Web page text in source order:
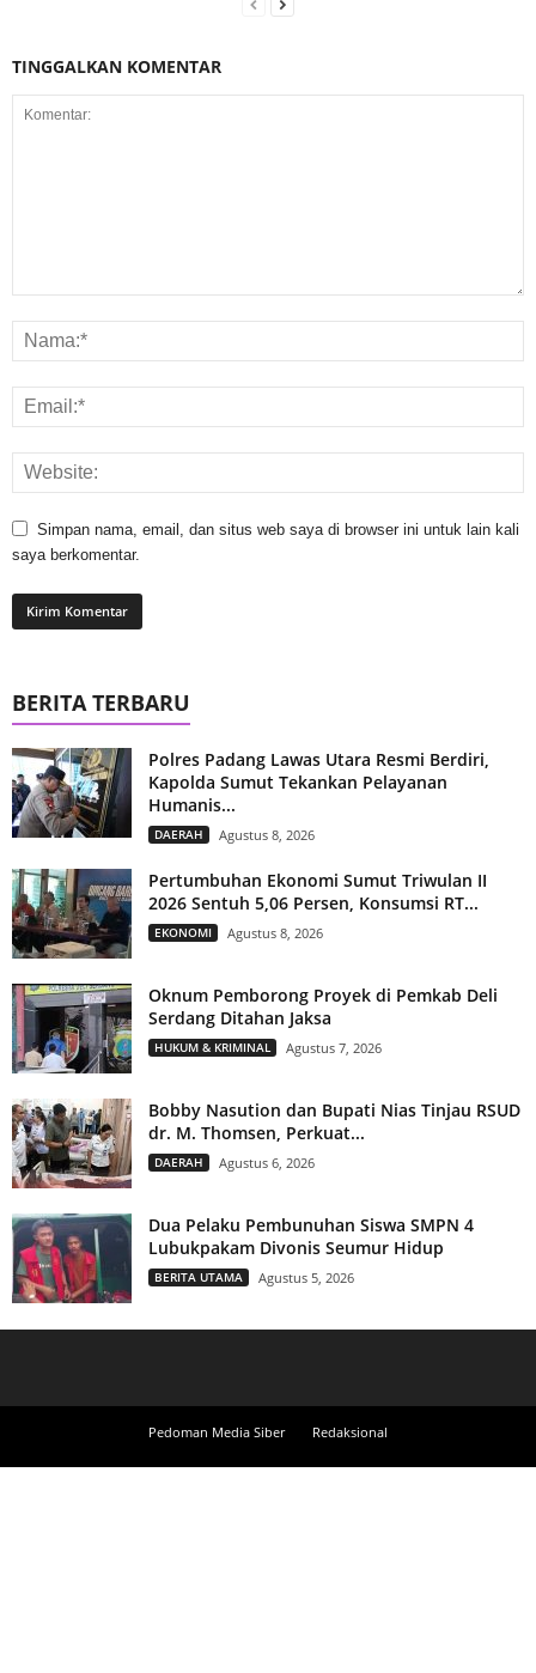
TINGGALKAN KOMENTAR
Simpan nama, email, dan situs web saya di browser ini untuk lain kali
saya berkomentar.
BERITA TERBARU
Polres Padang Lawas Utara Resmi Berdiri,
Kapolda Sumut Tekankan Pelayanan
Humanis...
DAERAH Agustus 8, 2026
Pertumbuhan Ekonomi Sumut Triwulan II
2026 Sentuh 5,06 Persen, Konsumsi RT...
EKONOMI Agustus 8, 2026
Oknum Pemborong Proyek di Pemkab Deli
Serdang Ditahan Jaksa
HUKUM & KRIMINAL Agustus 7, 2026
Bobby Nasution dan Bupati Nias Tinjau RSUD
dr. M. Thomsen, Perkuat...
DAERAH Agustus 6, 2026
Dua Pelaku Pembunuhan Siswa SMPN 4
Lubukpakam Divonis Seumur Hidup
BERITA UTAMA Agustus 5, 2026
Pedoman Media Siber Redaksional